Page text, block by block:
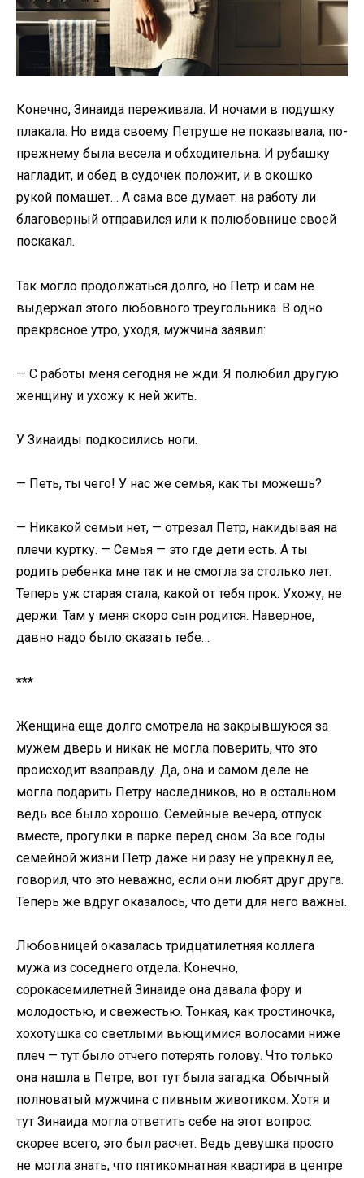
Конечно, Зинаида переживала. И ночами в подушку
плакала. Но вида своему Петруше не показывала, по-
прежнему была весела и обходительна. И рубашку
нагладит, и обед в судочек положит, и в окошко
рукой помашет… А сама все думает: на работу ли
благоверный отправился или к полюбовнице своей
поскакал.
Так могло продолжаться долго, но Петр и сам не
выдержал этого любовного треугольника. В одно
прекрасное утро, уходя, мужчина заявил:
— С работы меня сегодня не жди. Я полюбил другую
женщину и ухожу к ней жить.
У Зинаиды подкосились ноги.
— Петь, ты чего! У нас же семья, как ты можешь?
— Никакой семьи нет, — отрезал Петр, накидывая на
плечи куртку. — Семья — это где дети есть. А ты
родить ребенка мне так и не смогла за столько лет.
Теперь уж старая стала, какой от тебя прок. Ухожу, не
держи. Там у меня скоро сын родится. Наверное,
давно надо было сказать тебе…
***
Женщина еще долго смотрела на закрывшуюся за
мужем дверь и никак не могла поверить, что это
происходит взаправду. Да, она и самом деле не
могла подарить Петру наследников, но в остальном
ведь все было хорошо. Семейные вечера, отпуск
вместе, прогулки в парке перед сном. За все годы
семейной жизни Петр даже ни разу не упрекнул ее,
говорил, что это неважно, если они любят друг друга.
Теперь же вдруг оказалось, что дети для него важны.
Любовницей оказалась тридцатилетняя коллега
мужа из соседнего отдела. Конечно,
сорокасемилетней Зинаиде она давала фору и
молодостью, и свежестью. Тонкая, как тростиночка,
хохотушка со светлыми вьющимися волосами ниже
плеч — тут было отчего потерять голову. Что только
она нашла в Петре, вот тут была загадка. Обычный
полноватый мужчина с пивным животиком. Хотя и
тут Зинаида могла ответить себе на этот вопрос:
скорее всего, это был расчет. Ведь девушка просто
не могла знать, что пятикомнатная квартира в центре